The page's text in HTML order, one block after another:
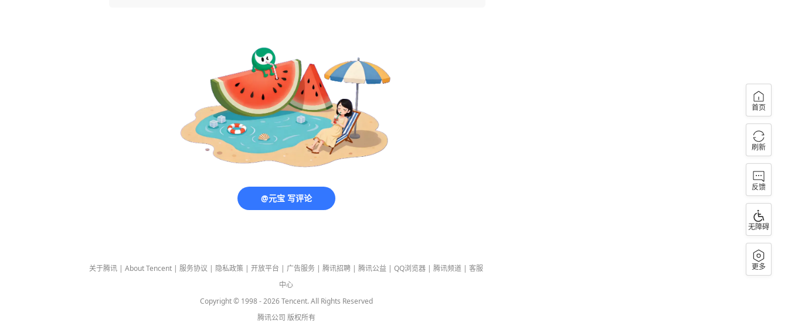
@元宝 写评论
关于腾讯 | About Tencent | 服务协议 | 隐私政策 | 开放平台 | 广告服务 | 腾讯招聘 | 腾讯公益 | QQ浏览器 | 腾讯频道 | 客服
中心
Copyright © 1998 -2026Tencent. All Rights Reserved
腾讯公司 版权所有
首页
刷新
反馈
无障碍
更多